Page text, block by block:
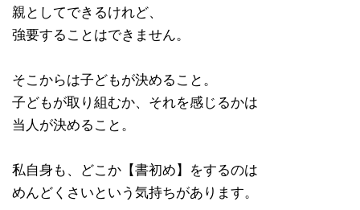
親としてできるけれど、
強要することはできません。
そこからは子どもが決めること。
子どもが取り組むか、それを感じるかは
当人が決めること。
私自身も、どこか【書初め】をするのは
めんどくさいという気持ちがあります。